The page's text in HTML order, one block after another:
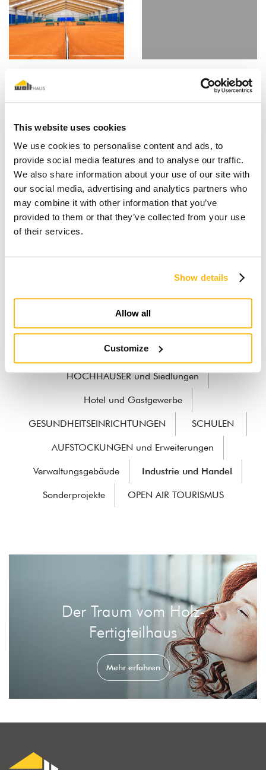
This website uses cookies
We use cookies to personalise content and ads, to
provide social media features and to analyse our traffic.
We also share information about your use of our site with
our social media, advertising and analytics partners who
may combine it with other information that you’ve
provided to them or that they’ve collected from your use
of their services.
Show details
Allow all
Customize
Copertura campi da
tennis CABI Italia Srl -
(GR)
Zur Galerie
Termin vereinbaren
Zahlreiche Branchen,
bedeutende Vorteile.
HOCHHÄUSER und Siedlungen
Hotel und Gastgewerbe
GESUNDHEITSEINRICHTUNGEN SCHULEN
AUFSTOCKUNGEN und Erweiterungen
Verwaltungsgebäude Industrie und Handel
Sonderprojekte OPEN AIR TOURISMUS
Der Traum vom Holz-
Fertigteilhaus
Mehr erfahren